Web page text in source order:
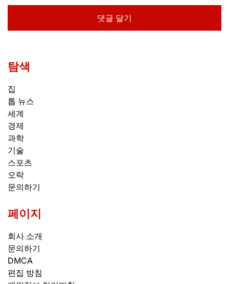
탐색
집
톱 뉴스
세계
경제
과학
기술
스포츠
오락
문의하기
페이지
회사 소개
문의하기
DMCA
편집 방침